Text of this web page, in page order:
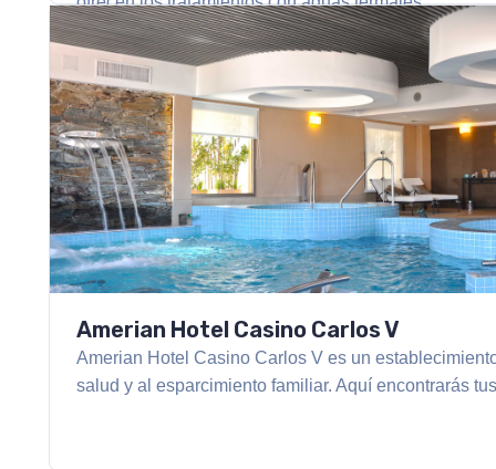
Amerian Hotel Casino Carlos V
Amerian Hotel Casino Carlos V es un
salud y al esparcimiento familiar. Aquí encontrarás